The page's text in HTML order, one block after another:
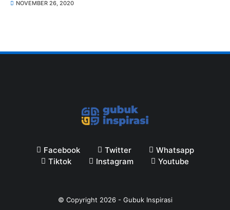
NOVEMBER 26, 2020
Facebook Twitter
Whatsapp
Tiktok
Instagram Youtube
© Copyright 2026- Gubuk Inspirasi